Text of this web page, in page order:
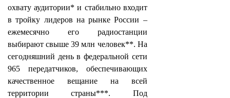
охвату аудитории* и стабильно входит
в тройку лидеров на рынке России –
ежемесячно его радиостанции
выбирают свыше 39 млн человек**. На
сегодняшний день в федеральной сети
965 передатчиков, обеспечивающих
качественное вещание на всей
территории страны***. Под